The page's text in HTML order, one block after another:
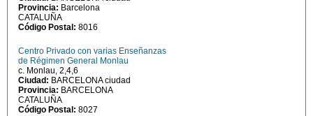
Provincia: Barcelona
CATALUÑA
Código Postal: 8016
Centro Privado con varias Enseñanzas
de Régimen General Monlau
c. Monlau, 2,4,6
Ciudad: BARCELONA ciudad
Provincia: BARCELONA
CATALUÑA
Código Postal: 8027